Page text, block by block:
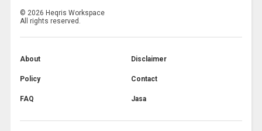
© 2026 Heqris Workspace
All rights reserved.
About Disclaimer
Policy Contact
FAQ Jasa